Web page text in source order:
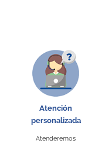
Atención
personalizada
Atenderemos